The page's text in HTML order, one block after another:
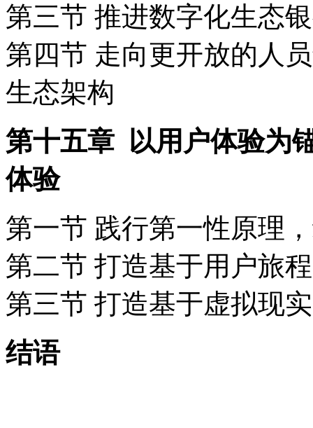
第三节 推进数字化生态
第四节 走向更开放的人
生态架构
第十五章 以用户体验为
体验
第一节 践行第一性原理
第二节 打造基于用户旅
第三节 打造基于虚拟现
结语